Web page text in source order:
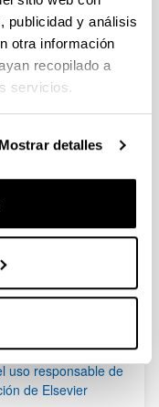
publicidad y análisis
otra información
recopilado a
servicios.
Mostrar detalles
de innovación en
TAB para desplazarse.
de Investigación
uso responsable de
de Elsevier